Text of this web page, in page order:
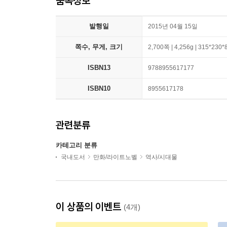
발행일 2015년 04월 15일
쪽수, 무게, 크기 2,700쪽 | 4,256g |
ISBN13 9788955617177
ISBN10 8955617178
관련분류
카테고리 분류
국내도서 만화/라이트노벨 역사/시대물
이 상품의 이벤트 (4개)